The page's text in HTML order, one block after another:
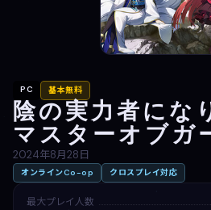
PC 基本無料
陰の実力者にな
マスターオブガ
2024年8月28日
オンラインCo-op クロスプレイ対応
最大プレイ人数